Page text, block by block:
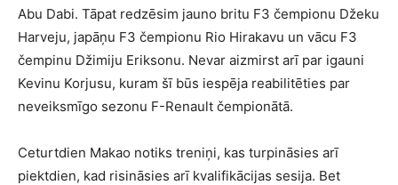
Abu Dabi. Tāpat redzēsim jauno britu F3 čempionu Džeku
Harveju, japāņu F3 čempionu Rio Hirakavu un vācu F3
čempinu Džimiju Eriksonu. Nevar aizmirst arī par igauni
Kevinu Korjusu, kuram šī būs iespēja reabilitēties par
neveiksmīgo sezonu F-Renault čempionātā.
Ceturtdien Makao notiks treniņi, kas turpināsies arī
piektdien, kad risināsies arī kvalifikācijas sesija. Bet